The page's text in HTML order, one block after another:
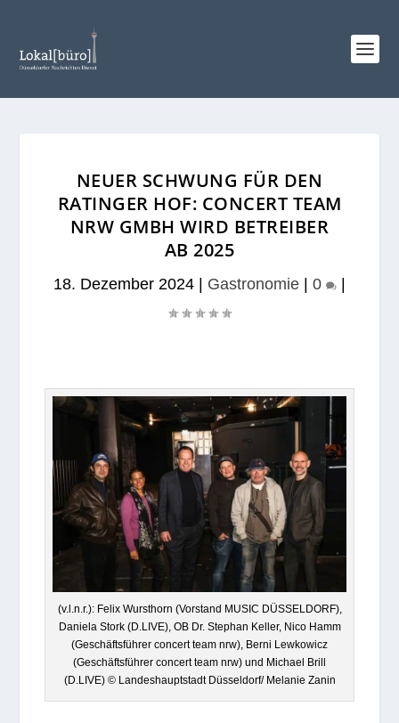
NEUER SCHWUNG FÜR DEN
RATINGER HOF: CONCERT TEAM
NRW GMBH WIRD BETREIBER
AB 2025
18. Dezember 2024 Gastronomie 0
(v.l.n.r.): Felix Wurst­horn (Vor­stand MUSIC DÜSSELDORF),
Daniela Stork (D.LIVE), OB Dr. Ste­phan Kel­ler, Nico Hamm
(Geschäfts­füh­rer con­cert team nrw), Berni Lew­ko­wicz
(Geschäfts­füh­rer con­cert team nrw) und Michael Brill
(D.LIVE) © Lan­des­haupt­stadt Düsseldorf/ Mela­nie Zanin